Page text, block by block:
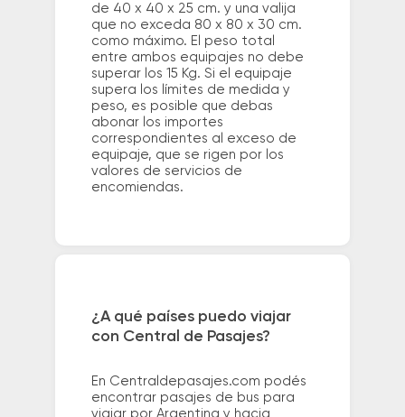
de 40 x 40 x 25 cm. y una valija
que no exceda 80 x 80 x 30 cm.
como máximo. El peso total
entre ambos equipajes no debe
superar los 15 Kg. Si el equipaje
supera los límites de medida y
peso, es posible que debas
abonar los importes
correspondientes al exceso de
equipaje, que se rigen por los
valores de servicios de
encomiendas.
¿A qué países puedo viajar
con Central de Pasajes?
En Centraldepasajes.com podés
encontrar pasajes de bus para
viajar por Argentina y hacia